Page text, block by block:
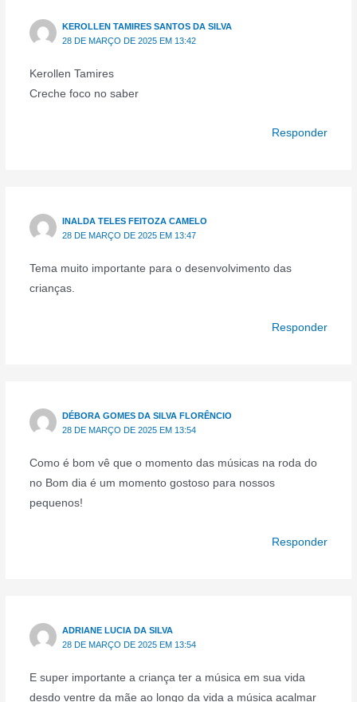
KEROLLEN TAMIRES SANTOS DA SILVA
28 DE MARÇO DE 2025 EM 13:42
Kerollen Tamires
Creche foco no saber
Responder
INALDA TELES FEITOZA CAMELO
28 DE MARÇO DE 2025 EM 13:47
Tema muito importante para o desenvolvimento das
crianças.
Responder
DÉBORA GOMES DA SILVA FLORÊNCIO
28 DE MARÇO DE 2025 EM 13:54
Como é bom vê que o momento das músicas na roda do
no Bom dia é um momento gostoso para nossos
pequenos!
Responder
ADRIANE LUCIA DA SILVA
28 DE MARÇO DE 2025 EM 13:54
E super importante a criança ter a música em sua vida
desdo ventre da mãe ao longo da vida a música acalmar